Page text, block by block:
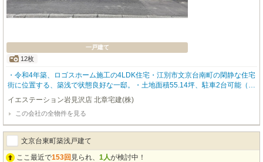
一戸建て
12枚
・令和4年築、ロゴスホーム施工の4LDK住宅・江別市文京台南町の閑静な住宅
街に位置する、築浅で状態良好な一邸。・土地面積55.14坪、駐車2台可能（車
種による）。・WIC等の収納を備え、ファミリーに嬉しい使い勝手の良い間取
りです。・築浅ならではの美観と快適さをぜひ現地でご体感ください。お問合
せの際は【物件番号27410】とお伝えいただけるとスムーズにご対応できま
す。
イエステーション岩見沢店 北章宅建(株)
この会社の全物件を見る
文京台東町築浅戸建て
ここ最近で153回 見られ、 1人が検討中！